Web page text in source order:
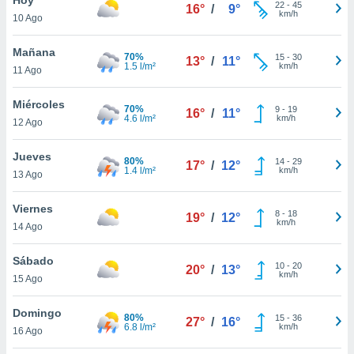
en
más
nuestra
de
cookies
aceptar
10 Ago
16° / 9° 22- 45
km/h
Mañana
11 Ago
70%
1.5 l/m²
13° / 11° 15- 30
km/h
Miércoles
12 Ago
70%
4.6 l/m²
16° / 11° 9- 19
km/h
Jueves
13 Ago
80%
1.4 l/m²
17° / 12° 14- 29
km/h
Viernes
14 Ago
19° / 12° 8- 18
km/h
Sábado
15 Ago
20° / 13° 10- 20
km/h
Domingo
16 Ago
80%
6.8 l/m²
27° / 16° 15- 36
km/h